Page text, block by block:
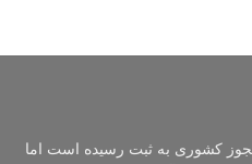
کشوری به ثبت رسیده است اما